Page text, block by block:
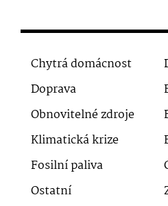
Chytrá domácnost
Doprava
Obnovitelné zdroje
Klimatická krize
Fosilní paliva
Ostatní